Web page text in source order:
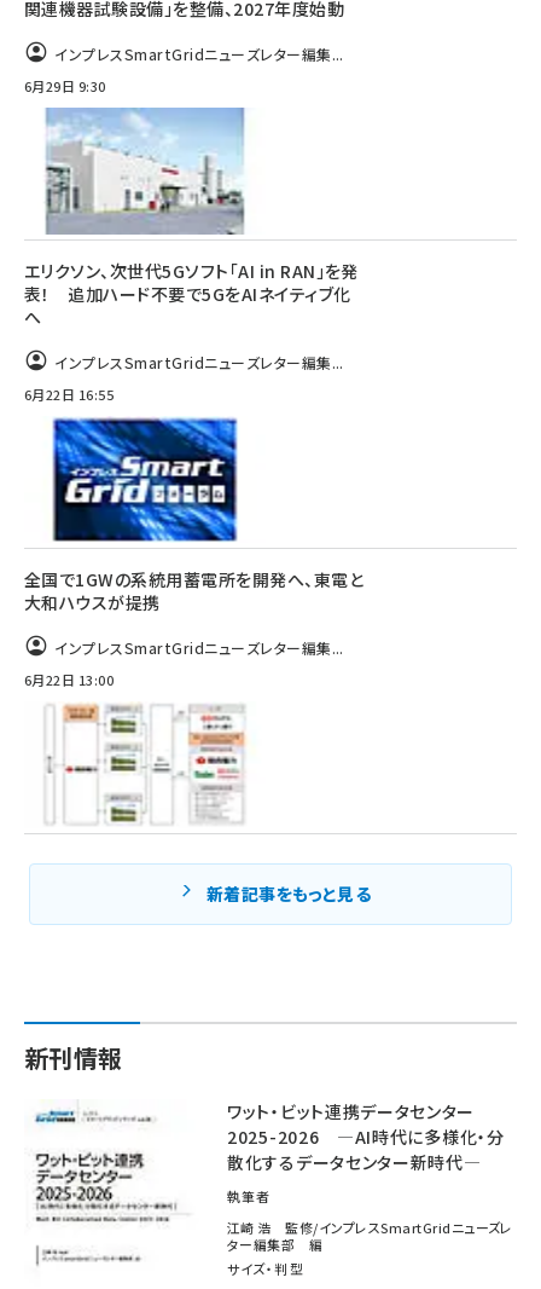
関連機器試験設備」を整備、2027年度始動
インプレスSmartGridニューズレター編集...
6月29日 9:30
エリクソン、次世代5Gソフト「AI in RAN」を発
表！ 追加ハード不要で5GをAIネイティブ化
へ
インプレスSmartGridニューズレター編集...
6月22日 16:55
全国で1GWの系統用蓄電所を開発へ、東電と
大和ハウスが提携
インプレスSmartGridニューズレター編集...
6月22日 13:00
新着記事をもっと見る
新刊情報
ワット・ビット連携データセンター
2025-2026 ―AI時代に多様化・分
散化するデータセンター新時代―
執筆者
江崎 浩 監修/インプレスSmartGridニューズレ
ター編集部 編
サイズ・判型